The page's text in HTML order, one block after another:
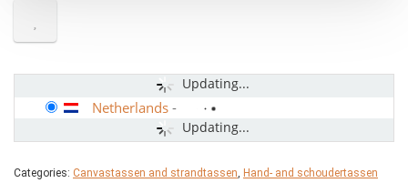
Updating...
Updating...
Netherlands -
Categories: Canvastassen and strandtassen, Hand- and schoudertassen